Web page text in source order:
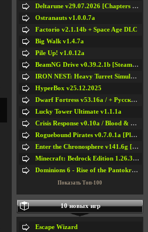
Deltarune v29.07.2026 [Chapters 1-5] / + RUS [Chapters 1-5]
Ostranauts v1.0.0.7a
Factorio v2.1.14b + Space Age DLC
Big Walk v1.4.7a
Pile Up! v1.0.12a
BeamNG Drive v0.39.2.1b [Steam Early Access]
IRON NEST: Heavy Turret Simulator v1.0a
HyperBox v25.12.2025
Dwarf Fortress v53.16a / + Русская Версия v50.12a
Lucky Tower Ultimate v1.1.1a
Crisis Response v0.10a / Blood & Bullet
Roguebound Pirates v0.7.0.1a [Playtest]
Enter the Chronosphere v141.6g [Steam Early Access]
Minecraft: Bedrock Edition 1.26.33.1a / + TLauncher v2.89
Dominions 6 - Rise of the Pantokrator v6.35a
Показать Топ-100
10 новых игр
Escape Wizard